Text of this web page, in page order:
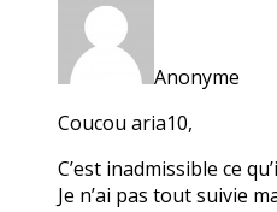
Anonyme
Coucou aria10,
C’est inadmissible ce
Je n’ai pas tout suivie